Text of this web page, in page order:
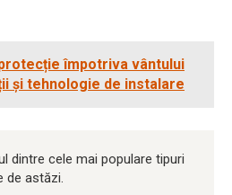
împotriva vântului
și tehnologie de instalare
dintre cele mai populare tipuri
de astăzi.